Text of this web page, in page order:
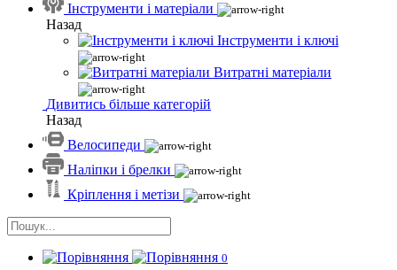
Інструменти і матеріали
Назад
Інструменти і ключі
Витратні матеріали
Дивитись більше категорій
Назад
Велосипеди
Наліпки і брелки
Кріплення і метізи
0